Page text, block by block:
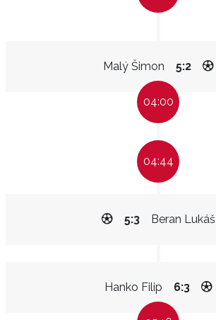
Malý Šimon 5:2
04:00
04:44
Beran Lukáš
5:3
Hanko Filip 6:3